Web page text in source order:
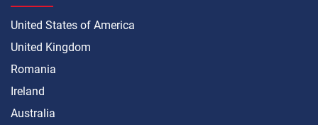
United States of America
United Kingdom
Romania
Ireland
Australia